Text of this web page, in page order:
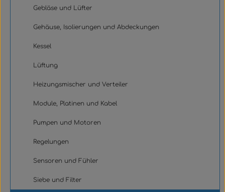
Gebläse und Lüfter
Gehäuse, Isolierungen und Abdeckungen
Kessel
Lüftung
Heizungsmischer und Verteiler
Module, Platinen und Kabel
Pumpen und Motoren
Regelungen
Sensoren und Fühler
Siebe und Filter